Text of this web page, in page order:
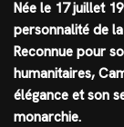
Née le 17 juillet
personnalité de
Reconnue pour
humanitaires,
élégance et son
monarchie.